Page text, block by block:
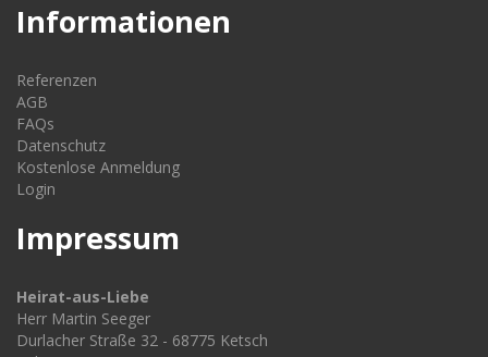
Informationen
Referenzen
AGB
FAQs
Datenschutz
Kostenlose Anmeldung
Login
Impressum
Heirat-aus-Liebe
Herr Martin Seeger
Durlacher Straße 32 - 68775 Ketsch